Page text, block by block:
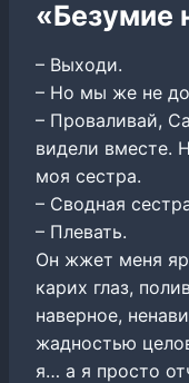
«Безумие
– Выходи.
– Но мы же не
– Проваливай,
видели вместе.
моя сестра.
– Сводная
– Плевать.
Он жжет меня
карих глаз,
наверное,
жадностью
я… а я просто